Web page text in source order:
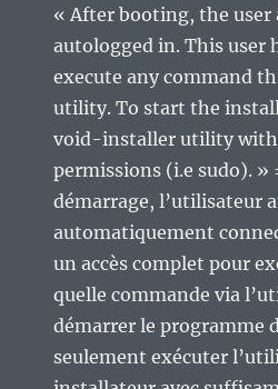
« After booting, the user
autologged in. This user
execute any command
utility. To start the
void-installer utility with
permissions (i.e sudo). »
démarrage, l’utilisateur
automatiquement
un accès complet pour
quelle commande via
démarrer le programme
seulement exécuter